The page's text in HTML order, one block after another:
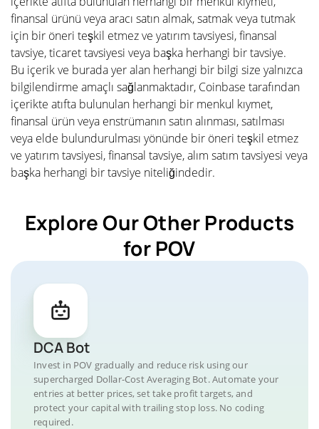
finansal ürünü veya aracı satın almak, satmak veya tutmak
için bir öneri teşkil etmez ve yatırım tavsiyesi, finansal
tavsiye, ticaret tavsiyesi veya başka herhangi bir tavsiye.
Bu içerik ve burada yer alan herhangi bir bilgi size yalnızca
bilgilendirme amaçlı sağlanmaktadır, Coinbase tarafından
içerikte atıfta bulunulan herhangi bir menkul kıymet,
finansal ürün veya enstrümanın satın alınması, satılması
veya elde bulundurulması yönünde bir öneri teşkil etmez
ve yatırım tavsiyesi, finansal tavsiye, alım satım tavsiyesi veya
başka herhangi bir tavsiye niteliğindedir.
Explore Our Other Products
for POV
DCA Bot
Invest in POV gradually and reduce risk using our
supercharged Dollar-Cost Averaging Bot. Automate your
entries at better prices, set take profit targets, and
protect your capital with trailing stop loss. No coding
required.